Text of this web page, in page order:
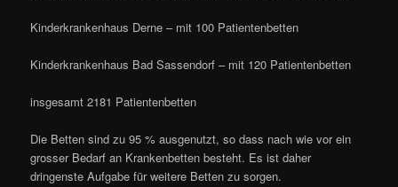
Kinderkrankenhaus Derne – mit 100 Patientenbetten
Kinderkrankenhaus Bad Sassendorf – mit 120 Patientenbetten
insgesamt 2181 Patientenbetten
Die Betten sind zu 95 % ausgenutzt, so dass nach wie vor ein
grosser Bedarf an Krankenbetten besteht. Es ist daher
dringenste Aufgabe für weitere Betten zu sorgen.